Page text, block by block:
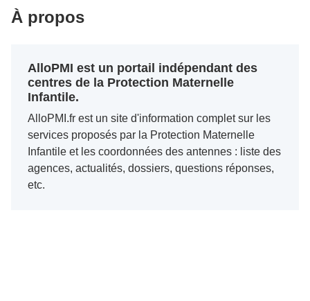
À propos
AlloPMI est un portail indépendant des
centres de la Protection Maternelle
Infantile.
AlloPMI.fr est un site d'information complet sur les
services proposés par la Protection Maternelle
Infantile et les coordonnées des antennes : liste des
agences, actualités, dossiers, questions réponses,
etc.